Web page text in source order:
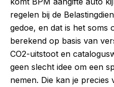
regelen bij de
gedoe, en dat is het soms
berekend op basis van
CO2-uitstoot en
geen slecht idee om een
nemen. Die kan je precies